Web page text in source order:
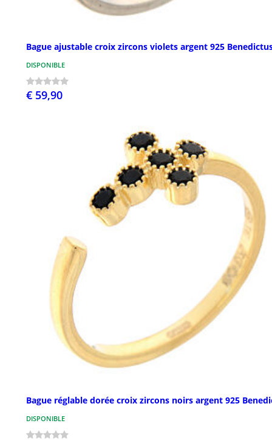
Bague ajustable croix zircons violets argent 925
DISPONIBLE
€ 59,90
Bague réglable dorée croix zircons noirs argent 925
DISPONIBLE